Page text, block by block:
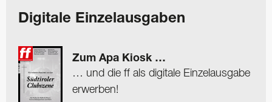
Digitale Einzelausgaben
Zum Apa Kiosk …
… und die ff als digitale Einzelausgabe
erwerben!